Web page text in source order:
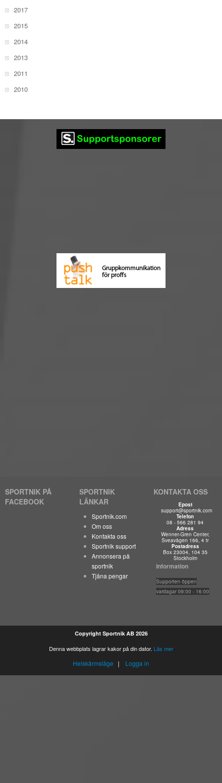
2017
2015
2014
2013
2011
2010
SPORTNIK PÅ
FACEBOOK
SPORTNIK
LÄNKAR
Sportnik.com
Om oss
Kontakta oss
Sportnik support
Annonsera på
sportnik
Tjäna pengar
KONTAKTA OSS
Epost
support@sportnik.com
Telefon
08 - 566 281 94
Adress
Wenner-Gren Center,
Sveavägen 166, 4 tr
Postadress
Box 23004, 104 35
Stockholm
Information
Supporten öppen
vardagar 09:00 - 16:00
Copyright Sportnik AB 2026
Denna webbplats lagrar kakor på din dator. Läs mer
Helskärmsläge | Logga in